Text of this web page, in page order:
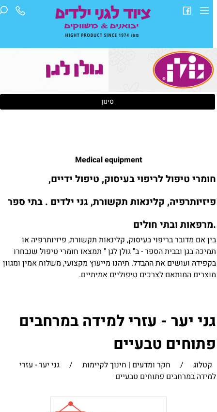
סינון
Medical equipment
טיפול לריפוי בעיסוק, טיפול ידיים,
קלינאות תקשורת, גני ילדים . בתי ספר
ובתי חולים
אם מדובר בריפוי בעיסוק, קלינאות תקשורת, פיזיותרפיה או
בגן ובבית הספר - ב" גולן לגן " תמצאו חומרי טיפול שנבחרו
ועושים את ההבדל. תיהנו מייעוץ מקצועי, משלוח אמין ומגוון
המותאם לצרכים טיפוליים אמיתיים.
יער - עזרי למידה במרחבים
טבעיים
קטלוג / חקר ומדעים | חינוך לקיימות /
גני יער - עזרי
במרחבים פתוחים טבעיים